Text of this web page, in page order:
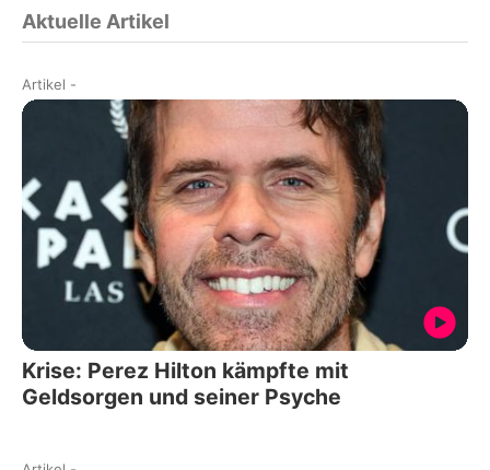
Aktuelle Artikel
Artikel -
Krise: Perez Hilton kämpfte mit
Geldsorgen und seiner Psyche